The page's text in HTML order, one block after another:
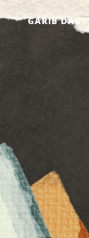
GARIB DAS